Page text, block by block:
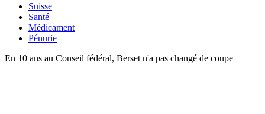
Suisse
Santé
Médicament
Pénurie
En 10 ans au Conseil fédéral, Berset n'a pas changé de coupe